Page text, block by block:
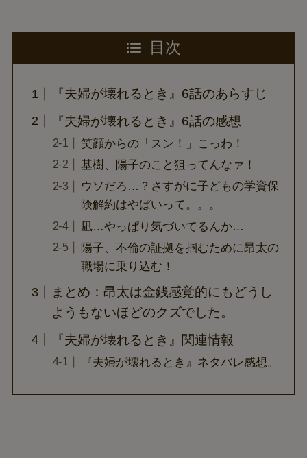
目次
『夫婦が壊れるとき』6話のあらすじ
『夫婦が壊れるとき』6話の感想
笑顔からの「スン！」こっわ！
基樹、陽子のこと狙ってんなァ！
ウソだろ…？さすがに子どもの学資保
険解約はやばいって。。。
凪…やっぱり気づいてるんか…
陽子、不倫の証拠を掴むために昂太の
職場に乗り込む！
まとめ：昂太は金銭感覚的にもどうし
ようもないほどのクズでした。
『夫婦が壊れるとき』関連情報
『夫婦が壊れるとき』ネタバレ感想。